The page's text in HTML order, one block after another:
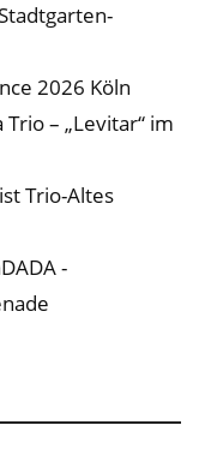
2026 Köln
Trio – „Levitar“ im
Trio-Altes
-